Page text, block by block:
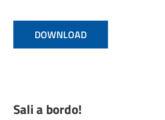
DOWNLOAD
Sali a bordo!